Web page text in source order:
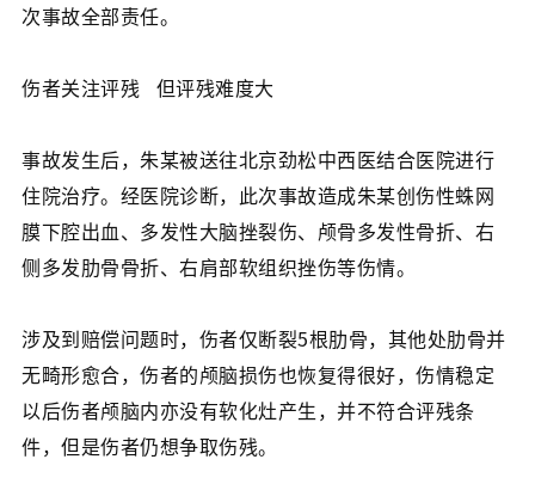
次事故全部责任。
伤者关注评残 但评残难度大
事故发生后，朱某被送往北京劲松中西医结合医院进行
住院治疗。经医院诊断，此次事故造成朱某创伤性蛛网
膜下腔出血、多发性大脑挫裂伤、颅骨多发性骨折、右
侧多发肋骨骨折、右肩部软组织挫伤等伤情。
涉及到赔偿问题时，伤者仅断裂5根肋骨，其他处肋骨并
无畸形愈合，伤者的颅脑损伤也恢复得很好，伤情稳定
以后伤者颅脑内亦没有软化灶产生，并不符合评残条
件，但是伤者仍想争取伤残。